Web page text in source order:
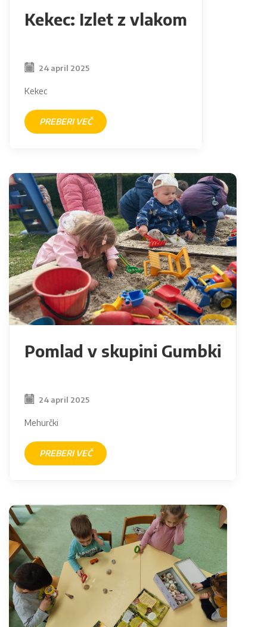
Kekec: Izlet z vlakom
24 april 2025
Kekec
PREBERI VEČ
Pomlad v skupini Gumbki
24 april 2025
Mehurčki
PREBERI VEČ